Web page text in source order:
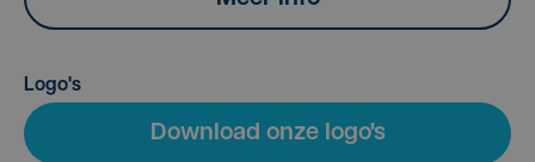
Logo's
Download onze logo's